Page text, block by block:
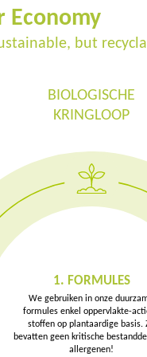
Economy
but
BIOLOGISCHE
KRINGLOOP
1. FORMULES
We gebruiken in onze
formules enkel oppervlakte-
stoffen op plantaardige basis.
bevatten geen kritische
allergenen!
2. PRODUCT
3. COMPOST
4. GRONDSTOFFEN OP
PLANTAARDIGE